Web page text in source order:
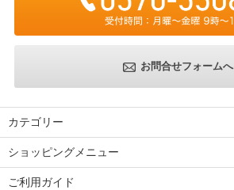
お問合せフォームへ
カテゴリー
ショッピングメニュー
ご利用ガイド